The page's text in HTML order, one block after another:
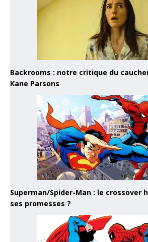
Backrooms : notre critique du
Kane Parsons
Superman/Spider-Man : le
ses promesses ?